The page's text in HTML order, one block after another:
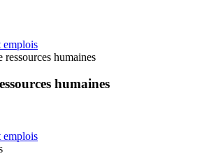
emplois
ressources humaines
humaines
emplois